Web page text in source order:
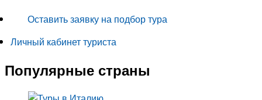
Оставить заявку на подбор тура
Личный кабинет туриста
Популярные страны